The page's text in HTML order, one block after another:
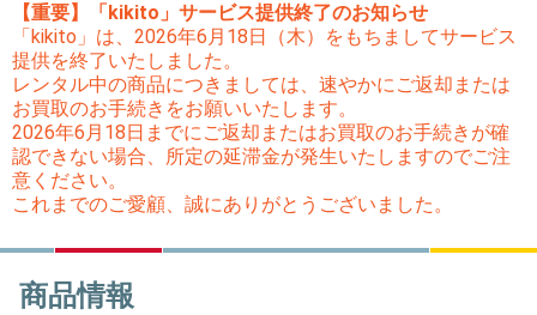
【重要】「kikito」サービス提供終了のお知らせ
「kikito」は、2026年6月18日（木）をもちましてサービス
提供を終了いたしました。
レンタル中の商品につきましては、速やかにご返却または
お買取のお手続きをお願いいたします。
2026年6月18日までにご返却またはお買取のお手続きが確
認できない場合、所定の延滞金が発生いたしますのでご注
意ください。
これまでのご愛顧、誠にありがとうございました。
商品情報